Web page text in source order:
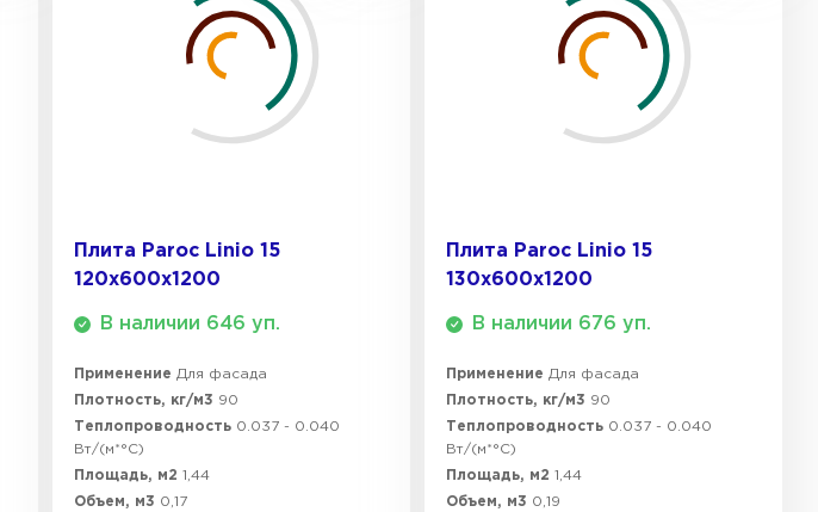
Плита Paroc Linio 15
120х600х1200
В наличии 646 уп.
Применение Для фасада
Плотность, кг/м3 90
Теплопроводность 0.037 - 0.040
Вт/(м*°C)
Площадь, м2 1,44
Объем, м3 0,17
Плита Paroc Linio 15
130х600х1200
В наличии 676 уп.
Применение Для фасада
Плотность, кг/м3 90
Теплопроводность 0.037 - 0.040
Вт/(м*°C)
Площадь, м2 1,44
Объем, м3 0,19